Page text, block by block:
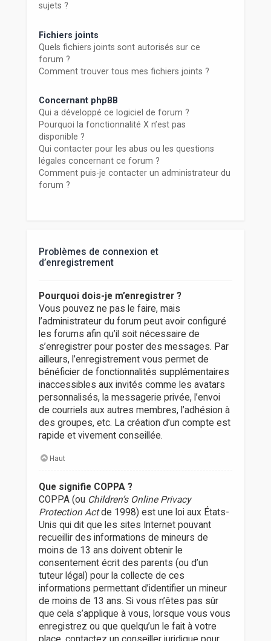
sujets ?
Fichiers joints
Quels fichiers joints sont autorisés sur ce
forum ?
Comment trouver tous mes fichiers joints ?
Concernant phpBB
Qui a développé ce logiciel de forum ?
Pourquoi la fonctionnalité X n’est pas
disponible ?
Qui contacter pour les abus ou les questions
légales concernant ce forum ?
Comment puis-je contacter un administrateur du
forum ?
Problèmes de connexion et
d’enregistrement
Pourquoi dois-je m’enregistrer ?
Vous pouvez ne pas le faire, mais
l’administrateur du forum peut avoir configuré
les forums afin qu’il soit nécessaire de
s’enregistrer pour poster des messages. Par
ailleurs, l’enregistrement vous permet de
bénéficier de fonctionnalités supplémentaires
inaccessibles aux invités comme les avatars
personnalisés, la messagerie privée, l’envoi
de courriels aux autres membres, l’adhésion à
des groupes, etc. La création d’un compte est
rapide et vivement conseillée.
Haut
Que signifie COPPA ?
COPPA (ou Children’s Online Privacy
Protection Actde 1998) est une loi aux États-
Unis qui dit que les sites Internet pouvant
recueillir des informations de mineurs de
moins de 13 ans doivent obtenir le
consentement écrit des parents (ou d’un
tuteur légal) pour la collecte de ces
informations permettant d’identifier un mineur
de moins de 13 ans. Si vous n’êtes pas sûr
que cela s’applique à vous, lorsque vous vous
enregistrez ou que quelqu’un le fait à votre